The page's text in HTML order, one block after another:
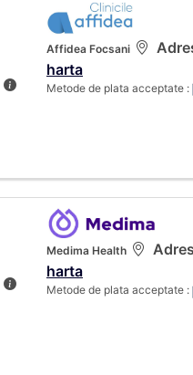
Affidea Focsani
harta
Metode de plata acceptate :
Medima Health
harta
Metode de plata acceptate :